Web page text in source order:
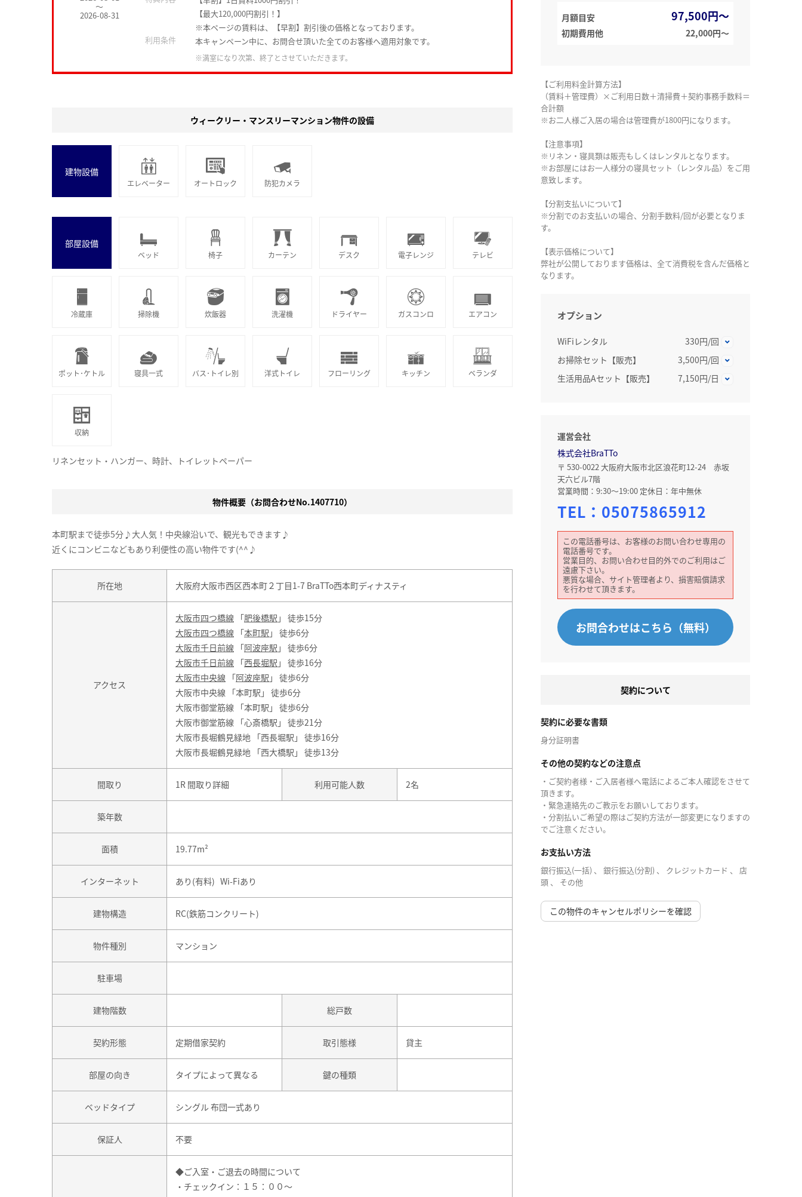
～
2026-08-31
【最大120,000円割引！】
※本ページの賃料は、【早割】割引後の価格となっております。
利用条件
本キャンペーン中に、お問合せ頂いた全てのお客様へ適用対象です。
※満室になり次第、終了とさせていただきます。
月額目安 97,500円～
初期費用他 22,000円〜
【ご利用料金計算方法】
（賃料＋管理費）×ご利用日数＋清掃費＋契約事務手数料＝
合計額
※お二人様ご入居の場合は管理費が1800円になります。
【注意事項】
※リネン・寝具類は販売もしくはレンタルとなります。
※お部屋にはお一人様分の寝具セット（レンタル品）をご用
意致します。
【分割支払いについて】
※分割でのお支払いの場合、分割手数料/回が必要となりま
す。
【表示価格について】
弊社が公開しております価格は、全て消費税を含んだ価格と
なります。
オプション
WiFiレンタル
330円/回
お掃除セット【販売】
3,500円/回
生活用品Aセット【販売】
7,150円/日
運営会社
株式会社BraTTo
〒 530-0022 大阪府大阪市北区浪花町12-24 赤坂
天六ビル7階
営業時間：9:30～19:00 定休日：年中無休
TEL： 05075865912
この電話番号は、お客様のお問い合わせ専用の
電話番号です。
営業目的、お問い合わせ目的外でのご利用はご
遠慮下さい。
悪質な場合、サイト管理者より、損害賠償請求
を行わせて頂きます。
お問合わせはこちら（無料）
契約について
契約に必要な書類
身分証明書
その他の契約などの注意点
・ご契約者様・ご入居者様へ電話によるご本人確認をさせて
頂きます。
・緊急連絡先のご教示をお願いしております。
・分割払いご希望の際はご契約方法が一部変更になりますの
でご注意ください。
お支払い方法
銀行振込(一括) 、 銀行振込(分割) 、 クレジットカード 、 店
頭 、 その他
この物件のキャンセルポリシーを確認
ウィークリー・マンスリーマンション物件の設備
建物設備
エレベーター オートロック 防犯カメラ
部屋設備
ベッド 椅子 カーテン デスク 電子レンジ テレビ
冷蔵庫 掃除機 炊飯器 洗濯機 ドライヤー ガスコンロ エアコン
ポット･ケトル 寝具一式 バス･トイレ別 洋式トイレ フローリング キッチン ベランダ
収納
リネンセット・ハンガー、時計、トイレットペーパー
物件概要（お問合わせNo.1407710）
本町駅まで徒歩5分♪大人気！中央線沿いで、観光もできます♪
近くにコンビニなどもあり利便性の高い物件です(^^♪
所在地 大阪府大阪市西区西本町２丁目1-7 BraTTo西本町ディナスティ
アクセス
大阪市四つ橋線 「肥後橋駅 」 徒歩15分
大阪市四つ橋線 「本町駅 」 徒歩6分
大阪市千日前線 「阿波座駅 」 徒歩6分
大阪市千日前線 「西長堀駅 」 徒歩16分
大阪市中央線 「阿波座駅 」 徒歩6分
大阪市中央線 「本町駅」 徒歩6分
大阪市御堂筋線 「本町駅」 徒歩6分
大阪市御堂筋線 「心斎橋駅」 徒歩21分
大阪市長堀鶴見緑地 「西長堀駅」 徒歩16分
大阪市長堀鶴見緑地 「西大橋駅」 徒歩13分
間取り 1R 間取り詳細 利用可能人数 2名
築年数
面積 19.77m²
インターネット あり(有料) Wi-Fiあり
建物構造 RC(鉄筋コンクリート)
物件種別 マンション
駐車場
建物階数 総戸数
契約形態 定期借家契約 取引態様 貸主
部屋の向き タイプによって異なる 鍵の種類
ベッドタイプ シングル 布団一式あり
保証人 不要
◆ご入室・ご退去の時間について
・チェックイン：１５：００～